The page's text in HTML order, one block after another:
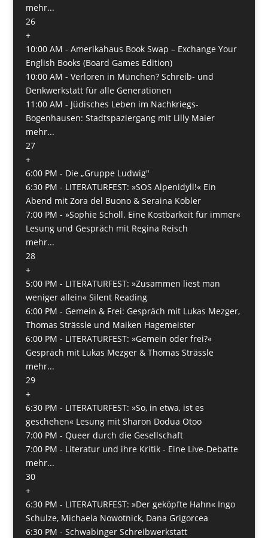
mehr...
26
+
10:00 AM - Amerikahaus Book Swap – Exchange Your
English Books (Board Games Edition)
10:00 AM - Verloren in München? Schreib- und
Denkwerkstatt für alle Generationen
11:00 AM - Jüdisches Leben im Nachkriegs-
Bogenhausen: Stadtspaziergang mit Lilly Maier
mehr...
27
+
6:00 PM - Die „Gruppe Ludwig"
6:30 PM - LITERATURFEST: »SOS Alpenidyll!« Ein
Abend mit Zora del Buono & Seraina Kobler
7:00 PM - »Sophie Scholl. Eine Kostbarkeit für immer«
Lesung und Gespräch mit Regina Reisch
mehr...
28
+
5:00 PM - LITERATURFEST: »Zusammen liest man
weniger allein« Silent Reading
6:00 PM - Gemein & Frei: Gespräch mit Lukas Mezger,
Thomas Strässle und Maiken Hagemeister
6:00 PM - LITERATURFEST: »Gemein oder frei?«
Gespräch mit Lukas Mezger & Thomas Strässle
mehr...
29
+
6:30 PM - LITERATURFEST: »So, in etwa, ist es
geschehen« Lesung mit Sharon Dodua Otoo
7:00 PM - Queer durch die Gesellschaft
7:00 PM - Literatur und ihre Kritik - Eine Live-Debatte
mehr...
30
+
6:30 PM - LITERATURFEST: »Der geköpfte Hahn« Ingo
Schulze, Michaela Nowotnick, Dana Grigorcea
6:30 PM - Schwabinger Schreibwerkstatt